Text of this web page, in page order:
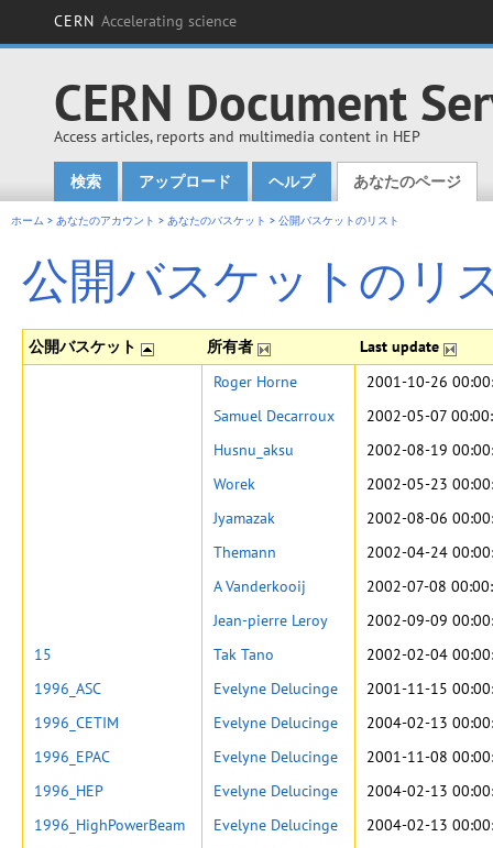
CERN Accelerating science
CERN Document
Access articles, reports and multimedia content in HEP
Main menu
検索 アップロード ヘルプ あなたのページ
ホーム > あなたのアカウント > あなたのバスケット > 公開バスケットのリスト
公開バスケットのリ
公開バスケット 所有者 Last update
Roger Horne
2001-10-26
Samuel Decarroux
2002-05-07
Husnu_aksu
2002-08-19
Worek
2002-05-23
Jyamazak
2002-08-06
Themann
2002-04-24
A Vanderkooij
2002-07-08
Jean-pierre Leroy
2002-09-09
15
Tak Tano
2002-02-04
1996_ASC
Evelyne Delucinge
2001-11-15
1996_CETIM
Evelyne Delucinge
2004-02-13
1996_EPAC
Evelyne Delucinge
2001-11-08
1996_HEP
Evelyne Delucinge
2004-02-13
1996_HighPowerBeam
Evelyne Delucinge
2004-02-13